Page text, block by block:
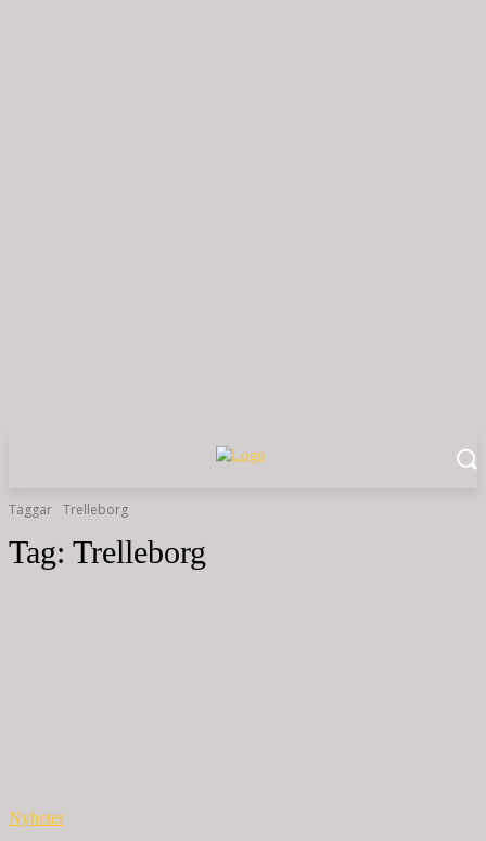
Taggar Trelleborg
Tag: Trelleborg
Nyheter